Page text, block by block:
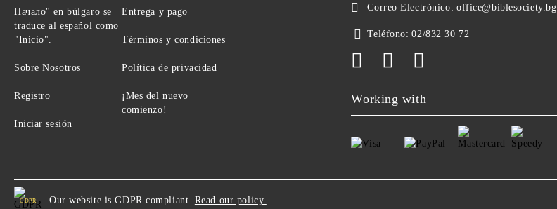
Начало" en búlgaro se
traduce al español como
"Inicio".
Sobre Nosotros
Registro
Iniciar sesión
Entrega y pago
Términos y condiciones
Política de privacidad
¡Mes del nuevo
comienzo!
Correo Electrónico: office@biblesociety.bg
Teléfono: 02/832 30 72
Working with
GDPR Our website is GDPR compliant. Read our policy.